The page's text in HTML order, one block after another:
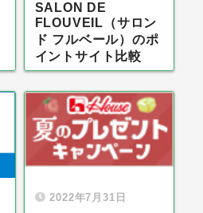
SALON DE
FLOUVEIL（サロン
ド フルベール）のポ
イントサイト比較
2022年7月31日